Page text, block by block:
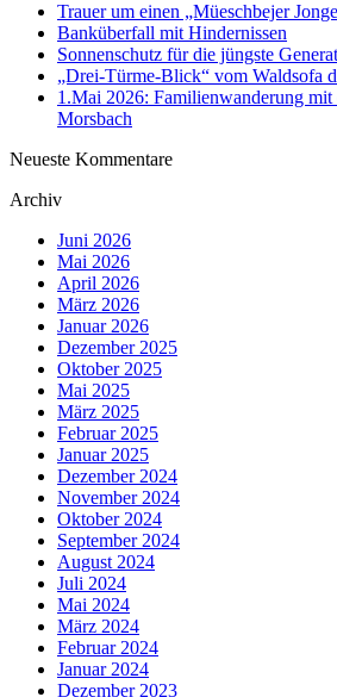
Trauer um einen „Müeschbejer
Banküberfall mit Hindernissen
Sonnenschutz für die jüngste
„Drei-Türme-Blick“ vom Waldsofa
1.Mai 2026: Familienwanderung mit
Morsbach
Neueste Kommentare
Archiv
Juni 2026
Mai 2026
April 2026
März 2026
Januar 2026
Dezember 2025
Oktober 2025
Mai 2025
März 2025
Februar 2025
Januar 2025
Dezember 2024
November 2024
Oktober 2024
September 2024
August 2024
Juli 2024
Mai 2024
März 2024
Februar 2024
Januar 2024
Dezember 2023